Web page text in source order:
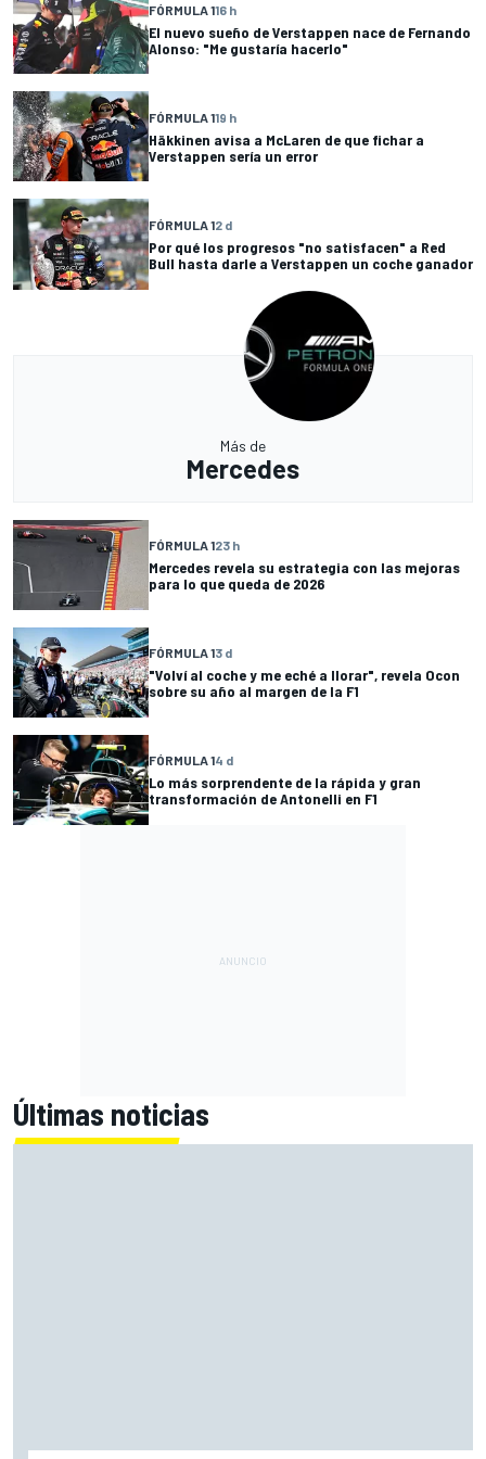
FÓRMULA 116 h
El nuevo sueño de Verstappen nace de Fernando
Alonso: "Me gustaría hacerlo"
FÓRMULA 119 h
Häkkinen avisa a McLaren de que fichar a
Verstappen sería un error
FÓRMULA 12 d
Por qué los progresos "no satisfacen" a Red
Bull hasta darle a Verstappen un coche ganador
Más de
Mercedes
FÓRMULA 123 h
Mercedes revela su estrategia con las mejoras
para lo que queda de 2026
FÓRMULA 13 d
"Volví al coche y me eché a llorar", revela Ocon
sobre su año al margen de la F1
FÓRMULA 14 d
Lo más sorprendente de la rápida y gran
transformación de Antonelli en F1
Últimas noticias